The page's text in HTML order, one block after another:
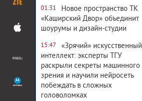
01:31
Новое пространство ТК
«Каширский Двор» объединит
шоурумы и дизайн-студии
15:47
«Зрячий» искусственный
интеллект: эксперты ТГУ
раскрыли секреты машинного
зрения и научили нейросеть
побеждать в сложных
головоломках